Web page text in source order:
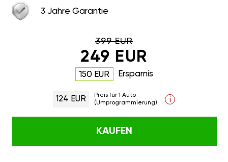
3 Jahre Garantie
399 EUR
249 EUR
150 EUR Ersparnis
124 EUR
Preis für 1 Auto
(Umprogrammierung)
i
KAUFEN